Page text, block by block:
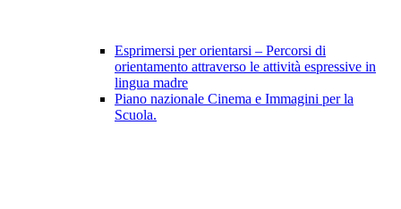
Esprimersi per orientarsi – Percorsi di
orientamento attraverso le attività espressive in
lingua madre
Piano nazionale Cinema e Immagini per la
Scuola.